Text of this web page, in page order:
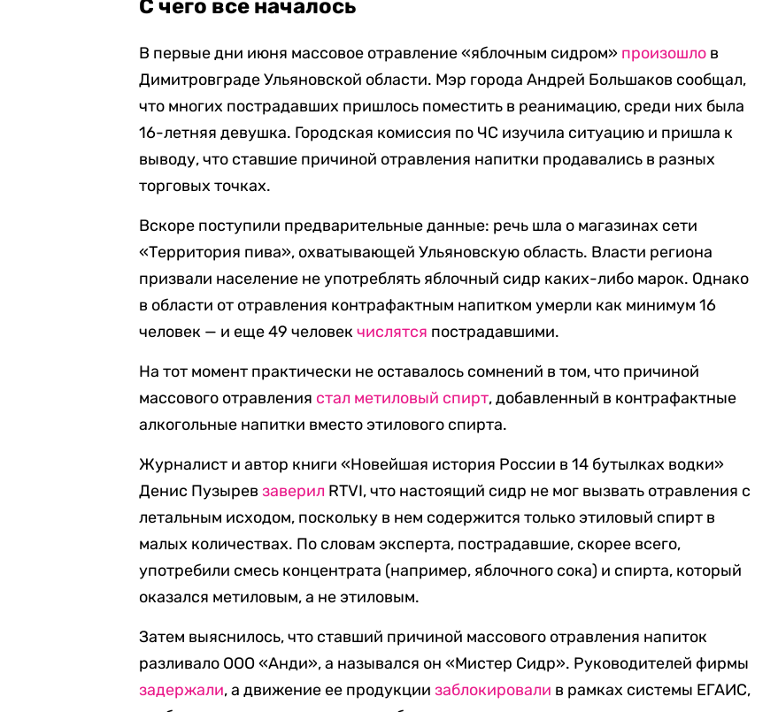
С чего все началось
В первые дни июня массовое отравление «яблочным сидром» произошло в
Димитровграде Ульяновской области. Мэр города Андрей Большаков сообщал,
что многих пострадавших пришлось поместить в реанимацию, среди них была
16-летняя девушка. Городская комиссия по ЧС изучила ситуацию и пришла к
выводу, что ставшие причиной отравления напитки продавались в разных
торговых точках.
Вскоре поступили предварительные данные: речь шла о магазинах сети
«Территория пива», охватывающей Ульяновскую область. Власти региона
призвали население не употреблять яблочный сидр каких-либо марок. Однако
в области от отравления контрафактным напитком умерли как минимум 16
человек — и еще 49 человекчислятся пострадавшими.
На тот момент практически не оставалось сомнений в том, что причиной
массового отравления стал метиловый спирт, добавленный в контрафактные
алкогольные напитки вместо этилового спирта.
Журналист и автор книги «Новейшая история России в 14 бутылках водки»
Денис Пузыревзаверил RTVI, что настоящий сидр не мог вызвать отравления с
летальным исходом, поскольку в нем содержится только этиловый спирт в
малых количествах. По словам эксперта, пострадавшие, скорее всего,
употребили смесь концентрата (например, яблочного сока) и спирта, который
оказался метиловым, а не этиловым.
Затем выяснилось, что ставший причиной массового отравления напиток
разливало ООО «Анди», а назывался он «Мистер Сидр». Руководителей фирмы
задержали, а движение ее продукциизаблокировали в рамках системы ЕГАИС,